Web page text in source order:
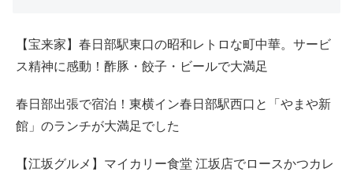
【宝来家】春日部駅東口の昭和レトロな町中華。サービ
ス精神に感動！酢豚・餃子・ビールで大満足
春日部出張で宿泊！東横イン春日部駅西口と「やまや新
館」のランチが大満足でした
【江坂グルメ】マイカリー食堂 江坂店でロースかつカレ